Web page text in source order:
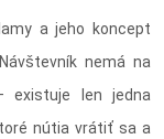
a jeho koncept
nemá na
existuje len jedna
nútia vrátiť sa a